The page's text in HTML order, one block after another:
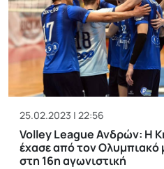
25.02.2023 | 22:56
Volley League Ανδρών: Η
έχασε από τον Ολυμπιακό
στη 16η αγωνιστική